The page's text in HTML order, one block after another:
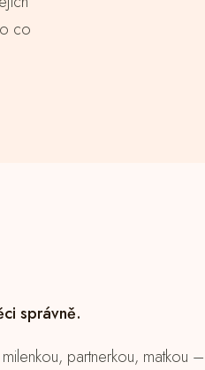
co
správně.
partnerkou, matkou –